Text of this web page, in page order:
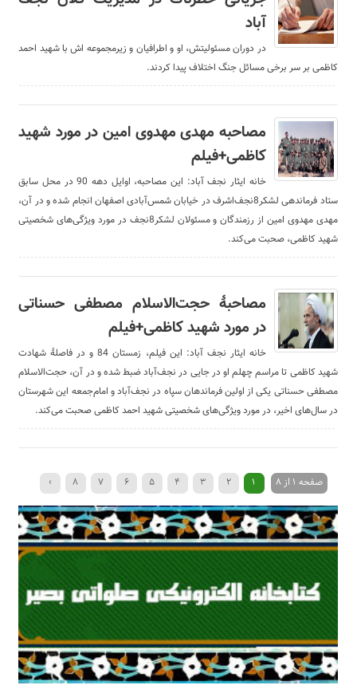
آباد
در دوران مسئولیتش، او و اطرافیان و زیرمجموعه اش با شهید احمد
کاظمی بر سر برخی مسائل جنگ اختلاف پیدا کردند.
مصاحبه مهدی مهدوی امین در مورد شهید
کاظمی+فیلم
خانه ایثار نجف آباد: این مصاحبه، اوایل دهه 90 در محل سابق
ستاد فرماندهی لشکر8نجف‌اشرف در خیابان شمس‌آبادی اصفهان انجام شده و در آن،
مهدی مهدوی امین از رزمندگان و مسئولان لشکر8نجف در مورد ویژگی‌های شخصیتی
شهید کاظمی، صحبت می‌کند.
مصاحبۀ حجت‌الاسلام مصطفی حسناتی
در مورد شهید کاظمی+فیلم
خانه ایثار نجف آباد: این فیلم، زمستان 84 و در فاصلۀ شهادت
شهید کاظمی تا مراسم چهلم او در جایی در نجف‌آباد ضبط شده و در آن، حجت‌الاسلام
مصطفی حسناتی یکی از اولین فرماندهان سپاه در نجف‌آباد و امام‌جمعه این شهرستان
در سال‌های اخیر، در مورد ویژگی‌های شخصیتی شهید احمد کاظمی صحبت می‌کند.
صفحه 1 از 8 1
2
3
4
5
6
7
8
›